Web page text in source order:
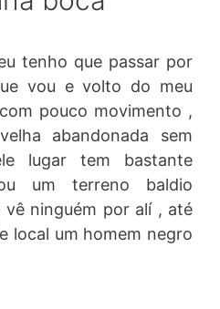
tenho que passar por
vou e volto do meu
pouco movimento ,
abandonada sem
lugar tem bastante
um terreno baldio
ninguém por alí , até
local um homem negro